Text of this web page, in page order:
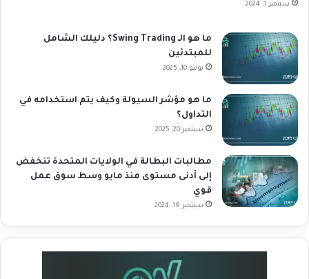
سبتمبر 1, 2024
ما هو الـ Swing Trading؟ دليلك الشامل
للمبتدئين
يونيو 10, 2025
ما هو مؤشر السيولة وكيف يتم استخدامه في
التداول؟
سبتمبر 20, 2025
مطالبات البطالة في الولايات المتحدة تنخفض
إلى أدنى مستوى منذ مايو وسط سوق عمل
قوي
سبتمبر 19, 2024